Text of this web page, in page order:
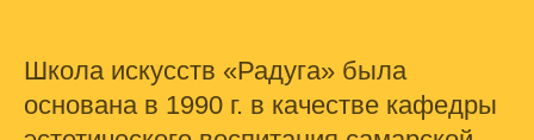
Школа искусств «Радуга» была
основана в 1990 г. в качестве кафедры